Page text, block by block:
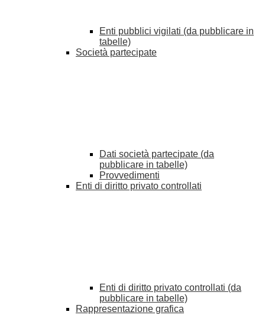
Enti pubblici vigilati (da pubblicare in
tabelle)
Società partecipate
Dati società partecipate (da
pubblicare in tabelle)
Provvedimenti
Enti di diritto privato controllati
Enti di diritto privato controllati (da
pubblicare in tabelle)
Rappresentazione grafica